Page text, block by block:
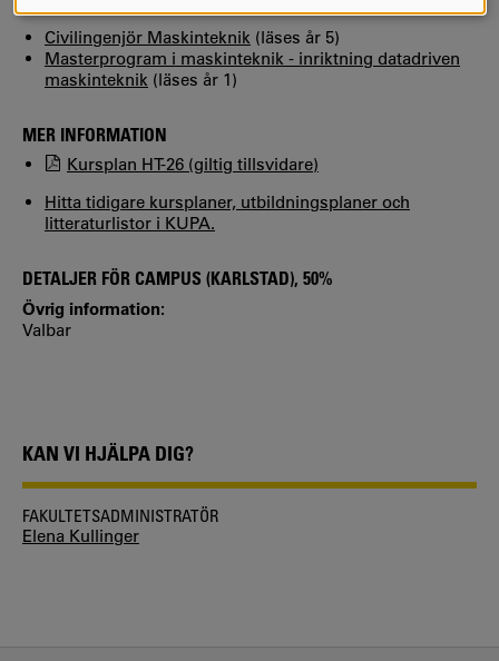
KURSEN INGÅR I FÖLJANDE PROGRAM
Civilingenjör Maskinteknik (läses år 5)
Masterprogram i maskinteknik - inriktning datadriven
maskinteknik (läses år 1)
MER INFORMATION
Kursplan HT-26 (giltig tillsvidare)
Hitta tidigare kursplaner, utbildningsplaner och
litteraturlistor i KUPA.
DETALJER FÖR CAMPUS (KARLSTAD), 50%
Övrig information:
Valbar
KAN VI HJÄLPA DIG?
FAKULTETSADMINISTRATÖR
Elena Kullinger
COOKIES